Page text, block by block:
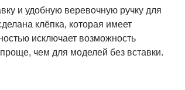
и удобную веревочную ручку для
клёпка, которая имеет
исключает возможность
чем для моделей без вставки.